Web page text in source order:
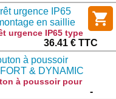
urgence IP65
en saillie
urgence IP65 type
en saillie :36.41 € TTC
à poussoir
& DYNAMIC
120859)
à poussoir pour
DYNAMIC
-